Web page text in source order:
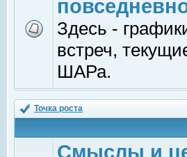
Здесь -
встреч,
ШАРа.
Точка роста
Смыслы и